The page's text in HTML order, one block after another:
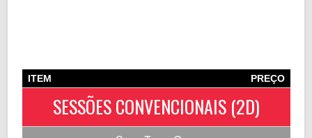
ITEM PREÇO
SESSÕES CONVENCIONAIS (2D)